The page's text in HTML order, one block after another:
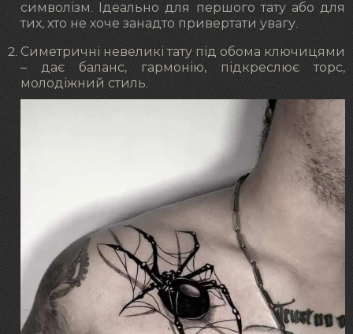
символізм. Ідеально для першого тату або для
тих, хто не хоче занадто привертати увагу.
Симетричні невеликі тату під обома ключицями
– дає баланс, гармонію, підкреслює торс,
молодіжний стиль.